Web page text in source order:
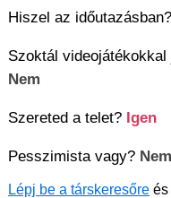
Hiszel az időutazásban?
Szoktál
Nem
Szereted a telet? Igen
Pesszimista vagy? Nem
Lépj be a társkeresőre és